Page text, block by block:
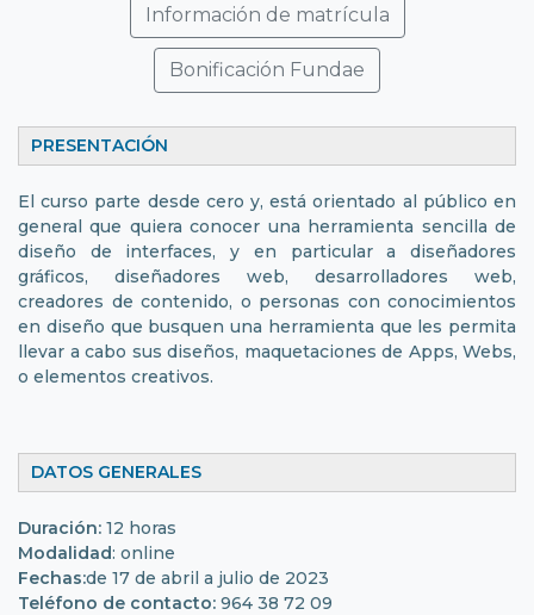
Información de matrícula
Bonificación Fundae
PRESENTACIÓN
El curso parte desde cero y, está orientado al público en
general que quiera conocer una herramienta sencilla de
diseño de interfaces, y en particular a diseñadores
gráficos, diseñadores web, desarrolladores web,
creadores de contenido, o personas con conocimientos
en diseño que busquen una herramienta que les permita
llevar a cabo sus diseños, maquetaciones de Apps, Webs,
o elementos creativos.
DATOS GENERALES
Duración: 12 horas
Modalidad: online
Fechas:de 17 de abril a julio de 2023
Teléfono de contacto: 964 38 72 09